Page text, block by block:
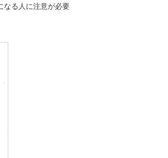
る人に注意が必要